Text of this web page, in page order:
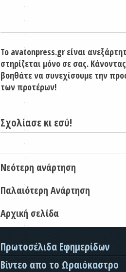
Το avatonpress.gr είναι
στηρίζεται μόνο σε σας.
βοηθάτε να συνεχίσουμε την
των προτέρων!
Σχολίασε κι εσύ!
Νεότερη ανάρτηση
Παλαιότερη Ανάρτηση
Αρχική σελίδα
Πρωτοσέλιδα Εφημερίδων
Βίντεο απο το Ωραιόκαστρο